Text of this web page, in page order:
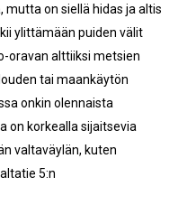
on siellä hidas ja altis
ylittämään puiden välit
oravan alttiiksi metsien
tai maankäytön
onkin olennaista
on korkealla sijaitsevia
valtaväylän, kuten
5:n